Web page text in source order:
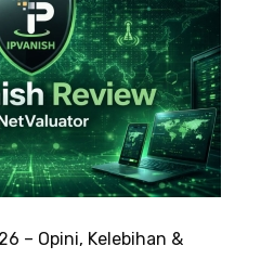
– Opini, Kelebihan &